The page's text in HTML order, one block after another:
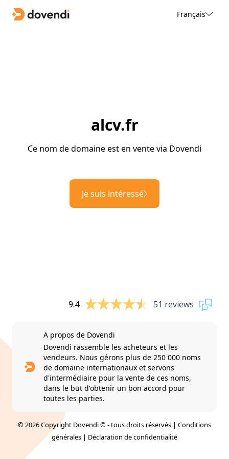
Français
alcv.fr
Ce nom de domaine est en vente via Dovendi
Je suis intéressé
9.4 51 reviews
A propos de Dovendi
Dovendi rassemble les acheteurs et les
vendeurs. Nous gérons plus de 250 000 noms
de domaine internationaux et servons
d'intermédiaire pour la vente de ces noms,
dans le but d'obtenir un bon accord pour
toutes les parties.
© 2026 Copyright Dovendi © - tous droits réservés | Conditions
générales | Déclaration de confidentialité